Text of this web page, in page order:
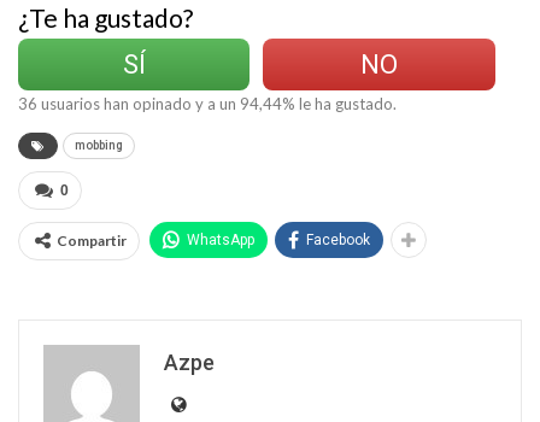
¿Te ha gustado?
SÍ
NO
36 usuarios han opinado y a un 94,44% le ha gustado.
mobbing
0
Compartir WhatsApp Facebook
Azpe